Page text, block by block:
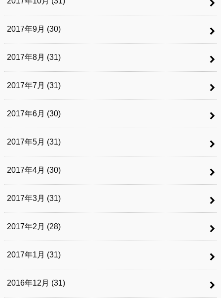
2017年9月 (30)
2017年8月 (31)
2017年7月 (31)
2017年6月 (30)
2017年5月 (31)
2017年4月 (30)
2017年3月 (31)
2017年2月 (28)
2017年1月 (31)
2016年12月 (31)